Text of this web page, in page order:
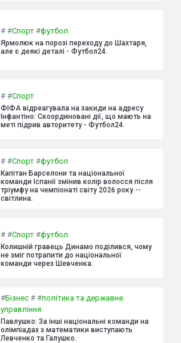
# #Спорт #футбол
Ярмолюк на порозі переходу до Шахтаря,
але є деякі деталі - Футбол24.
# #Спорт
ФІФА відреагувала на закиди на адресу
Інфантіно: Скоординовані дії, що мають на
меті підрив авторитету - Футбол24.
# #Спорт #футбол
Капітан Барселони та національної
команди Іспанії змінив колір волосся після
тріумфу на чемпіонаті світу 2026 року --
світлина.
# #Спорт #футбол
Колишній гравець Динамо поділився, чому
не зміг потрапити до національної
команди через Шевченка.
#Бізнес # #політика та державне
управління
Павлушко: За інші національні команди на
олімпіадах з математики виступають
Левченко та Галушко.